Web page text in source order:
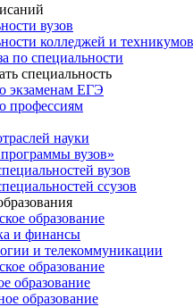
вузов
колледжей и техникумов
по специальности
специальность
экзаменам ЕГЭ
профессиям
науки
вузов»
вузов
ссузов
образование
и финансы
и телекоммуникации
образование
образование
образование